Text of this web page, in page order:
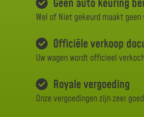
Geen auto keuring
Wel of Niet gekeurd maakt
Officiële verkoop
Uw wagen wordt officieel
Royale vergoeding
Onze vergoedingen zijn zeer